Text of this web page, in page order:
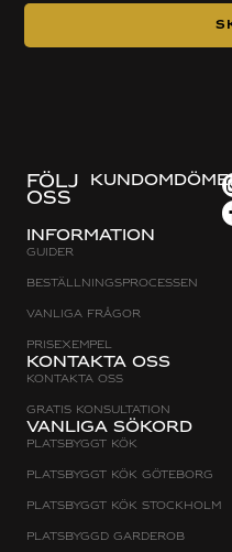
Vanliga sökord
Platsbyggt Kök
Platsbyggt kök Göteborg
Platsbyggt kök Stockholm
Platsbyggd Garderob
Information
Guider
Beställningsprocessen
Vanliga frågor
Prisexempel
Kontakta oss
Kontakta oss
Gratis konsultation
FÖLJ
OSS